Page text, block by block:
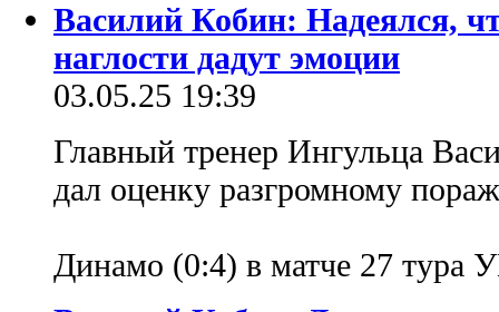
Василий Кобин: Надеялся,
наглости дадут эмоции
03.05.25 19:39
Главный тренер Ингульца
дал оценку разгромному
Динамо (0:4) в матче 27 тура